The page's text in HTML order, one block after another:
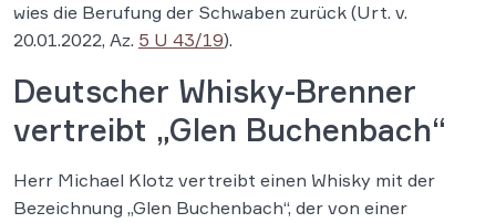
wies die Berufung der Schwaben zurück (Urt. v.
20.01.2022, Az. 5 U 43/19).
Deutscher Whisky-Brenner
vertreibt „Glen Buchenbach“
Herr Michael Klotz vertreibt einen Whisky mit der
Bezeichnung „Glen Buchenbach“, der von einer